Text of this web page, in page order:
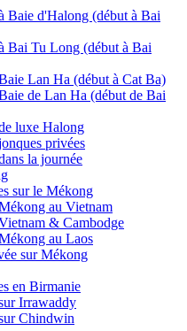
Baie d'Halong (début à Bai
Bai Tu Long (début à Bai
Lan Ha (début à Cat Ba)
de Lan Ha (début de Bai
luxe Halong
privées
la journée
sur le Mékong
au Vietnam
& Cambodge
au Laos
sur Mékong
en Birmanie
Irrawaddy
Chindwin